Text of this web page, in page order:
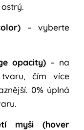
– vyberte
opacity) – na
tvaru, čím více
0% úplná
myši (hover